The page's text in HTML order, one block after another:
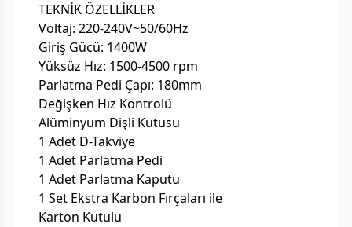
TEKNİK ÖZELLİKLER
Voltaj: 220-240V~50/60Hz
Giriş Gücü: 1400W
Yüksüz Hız: 1500-4500 rpm
Parlatma Pedi Çapı: 180mm
Değişken Hız Kontrolü
Alüminyum Dişli Kutusu
1 Adet D-Takviye
1 Adet Parlatma Pedi
1 Adet Parlatma Kaputu
1 Set Ekstra Karbon Fırçaları ile
Karton Kutulu